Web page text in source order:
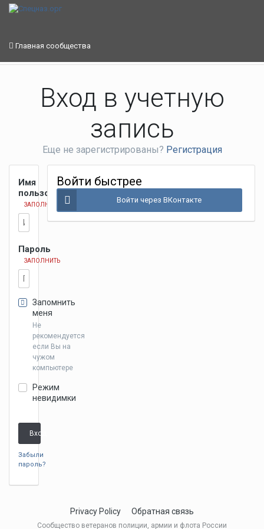
Главная сообщества
Вход в учетную
запись
Еще не зарегистрированы? Регистрация
Имя
пользователя
ЗАПОЛНИТЬ
Пароль
ЗАПОЛНИТЬ
Запомнить
меня
Не
рекомендуется
если Вы на
чужом
компьютере
Режим
невидимки
Вход
Забыли
пароль?
Войти быстрее
Войти через ВКонтакте
Privacy Policy Обратная связь
Сообщество ветеранов полиции, армии и флота России